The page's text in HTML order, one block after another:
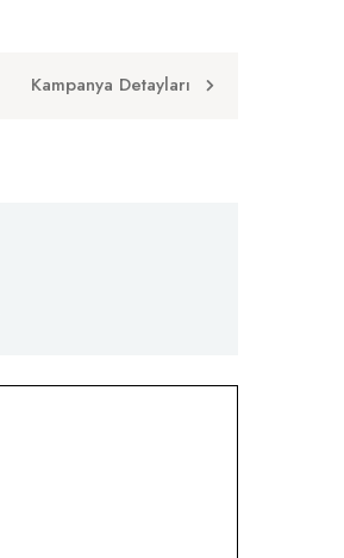
Kampanya Detayları